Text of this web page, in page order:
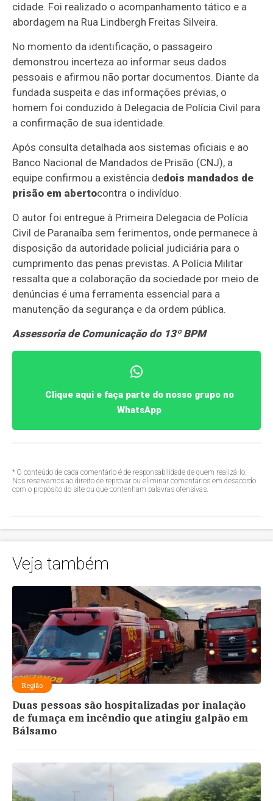
cidade. Foi realizado o acompanhamento tático e a
abordagem na Rua Lindbergh Freitas Silveira.
No momento da identificação, o passageiro
demonstrou incerteza ao informar seus dados
pessoais e afirmou não portar documentos. Diante da
fundada suspeita e das informações prévias, o
homem foi conduzido à Delegacia de Polícia Civil para
a confirmação de sua identidade.
Após consulta detalhada aos sistemas oficiais e ao
Banco Nacional de Mandados de Prisão (CNJ), a
equipe confirmou a existência dedois mandados de
prisão em abertocontra o indivíduo.
O autor foi entregue à Primeira Delegacia de Polícia
Civil de Paranaíba sem ferimentos, onde permanece à
disposição da autoridade policial judiciária para o
cumprimento das penas previstas. A Polícia Militar
ressalta que a colaboração da sociedade por meio de
denúncias é uma ferramenta essencial para a
manutenção da segurança e da ordem pública.
Assessoria de Comunicação do 13º BPM
Clique aqui e faça parte do nosso grupo no
WhatsApp
* O conteúdo de cada comentário é de responsabilidade de quem realizá-lo.
Nos reservamos ao direito de reprovar ou eliminar comentários em desacordo
com o propósito do site ou que contenham palavras ofensivas.
Veja também
Região
Duas pessoas são hospitalizadas por inalação
de fumaça em incêndio que atingiu galpão em
Bálsamo